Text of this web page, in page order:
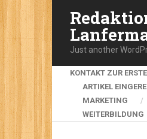
Just another
KONTAKT ZUR
ARTIKEL
MARKETING
WEITERBILDUNG